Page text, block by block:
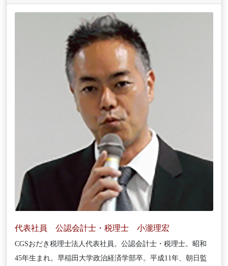
代表社員 公認会計士・税理士 小瀧理宏
CGSおだき税理士法人代表社員。公認会計士・税理士。昭和
45年生まれ。早稲田大学政治経済学部卒。平成11年、朝日監